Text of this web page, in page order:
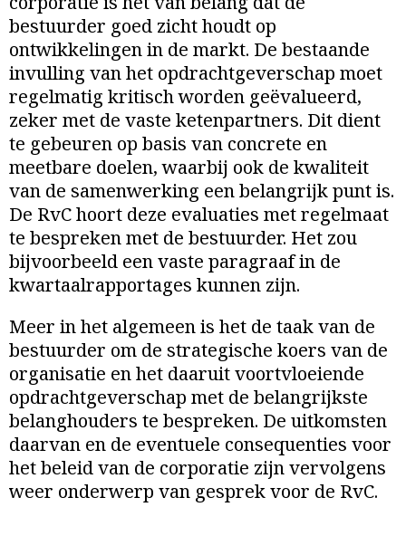
bestuurder goed zicht houdt op
ontwikkelingen in de markt. De bestaande
invulling van het opdrachtgeverschap moet
regelmatig kritisch worden geëvalueerd,
zeker met de vaste ketenpartners. Dit dient
te gebeuren op basis van concrete en
meetbare doelen, waarbij ook de kwaliteit
van de samenwerking een belangrijk punt is.
De RvC hoort deze evaluaties met regelmaat
te bespreken met de bestuurder. Het zou
bijvoorbeeld een vaste paragraaf in de
kwartaalrapportages kunnen zijn.
Meer in het algemeen is het de taak van de
bestuurder om de strategische koers van de
organisatie en het daaruit voortvloeiende
opdrachtgeverschap met de belangrijkste
belanghouders te bespreken. De uitkomsten
daarvan en de eventuele consequenties voor
het beleid van de corporatie zijn vervolgens
weer onderwerp van gesprek voor de RvC.